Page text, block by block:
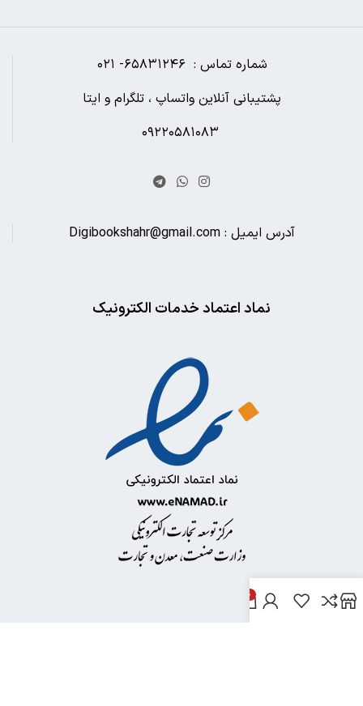
شماره تماس : ۶۵۸۳۱۲۴۶- ۰۲۱
پشتیبانی آنلاین واتساپ ، تلگرام و ایتا
آدرس ایمیل : Digibookshahr@gmail.com
نماد اعتماد خدمات الکترونیک
0